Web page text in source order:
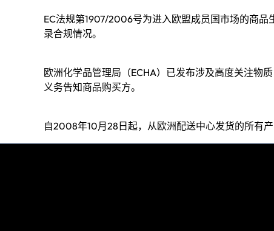
EC法规第1907/2006号为进入欧盟成员国市场的商
录合规情况。
欧洲化学品管理局（ECHA）已发布涉及高度关注物
义务告知商品购买方。
自2008年10月28日起，从欧洲配送中心发货的所有